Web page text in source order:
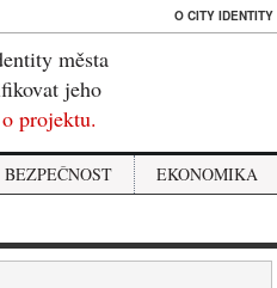
O CITY IDENTITY
města
jeho
projektu.
BEZPEČNOST EKONOMIKA